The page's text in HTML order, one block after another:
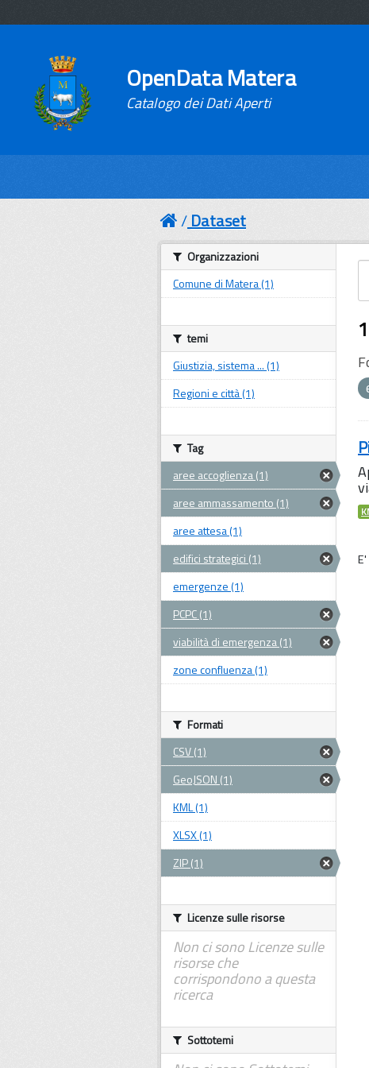
OpenData Matera
Catalogo dei Dati Aperti
Dataset
Organizzazioni
Comune di Matera (1)
temi
Giustizia, sistema ... (1)
Regioni e città (1)
Tag
aree accoglienza (1)
aree ammassamento (1)
aree attesa (1)
edifici strategici (1)
emergenze (1)
PCPC (1)
viabilità di emergenza (1)
zone confluenza (1)
Formati
CSV (1)
GeoJSON (1)
KML (1)
XLSX (1)
ZIP (1)
Licenze sulle risorse
Non ci sono Licenze sulle
risorse che
corrispondono a questa
ricerca
Sottotemi